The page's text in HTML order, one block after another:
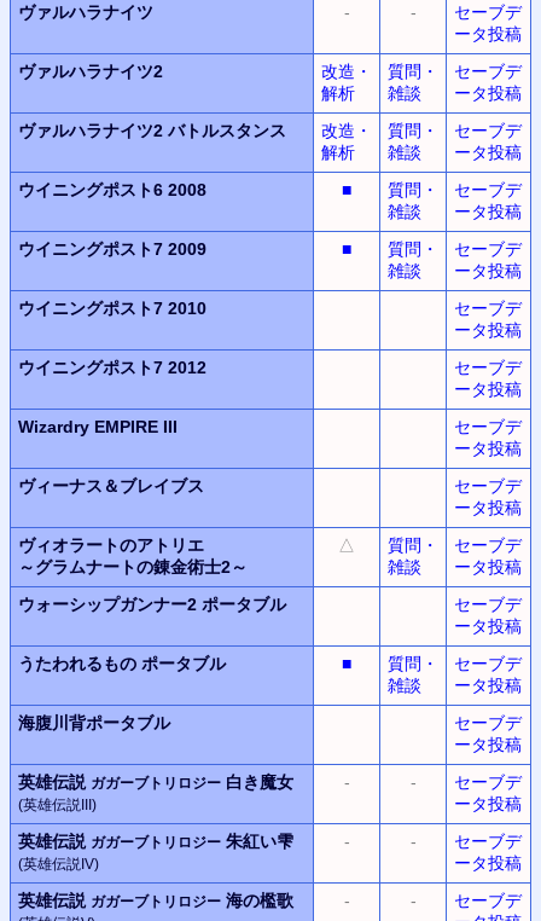
ヴァルハラナイツ
- -
セーブデ
ータ投稿
ヴァルハラナイツ2
改造・
解析
質問・
雑談
セーブデ
ータ投稿
ヴァルハラナイツ2 バトルスタンス
改造・
解析
質問・
雑談
セーブデ
ータ投稿
ウイニングポスト6 2008
■
質問・
雑談
セーブデ
ータ投稿
ウイニングポスト7 2009
■
質問・
雑談
セーブデ
ータ投稿
ウイニングポスト7 2010
セーブデ
ータ投稿
ウイニングポスト7 2012
セーブデ
ータ投稿
Wizardry EMPIRE III
セーブデ
ータ投稿
ヴィーナス＆ブレイブス
セーブデ
ータ投稿
ヴィオラートのアトリエ
～グラムナートの錬金術士2～
△
質問・
雑談
セーブデ
ータ投稿
ウォーシップガンナー2 ポータブル
セーブデ
ータ投稿
うたわれるもの ポータブル
■
質問・
雑談
セーブデ
ータ投稿
海腹川背ポータブル
セーブデ
ータ投稿
英雄伝説 ガガーブトリロジー 白き魔女
(英雄伝説III)
- -
セーブデ
ータ投稿
英雄伝説 ガガーブトリロジー 朱紅い雫
(英雄伝説IV)
- -
セーブデ
ータ投稿
英雄伝説 ガガーブトリロジー 海の檻歌 - -
セーブデ